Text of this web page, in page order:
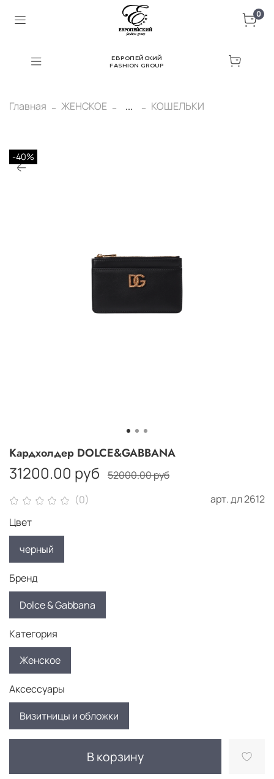
0
ЕВРОПЕЙСКИЙ
FASHION GROUP
Главная ЖЕНСКОЕ ... КОШЕЛЬКИ
-40%
(0) арт.дл 2612
Кардхолдер DOLCE&GABBANA
31200.00 руб 52000.00 руб
В корзину
Цвет
черный
Бренд
Dolce & Gabbana
Категория
Женское
Аксессуары
Визитницы и обложки